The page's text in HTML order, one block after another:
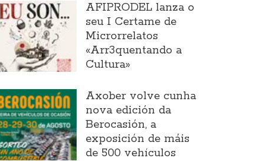
AFIPRODEL lanza o
seu I Certame de
Microrrelatos
«Arr3quentando a
Cultura»
Axober volve cunha
nova edición da
Berocasión, a
exposición de máis
de 500 vehículos